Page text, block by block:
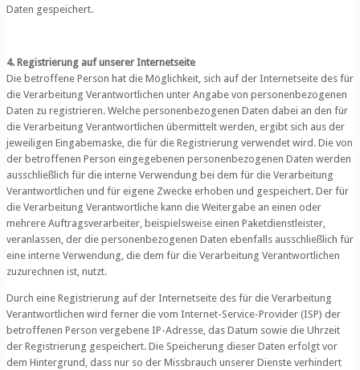
Daten gespeichert.
4. Registrierung auf unserer Internetseite
Die betroffene Person hat die Möglichkeit, sich auf der Internetseite des für
die Verarbeitung Verantwortlichen unter Angabe von personenbezogenen
Daten zu registrieren. Welche personenbezogenen Daten dabei an den für
die Verarbeitung Verantwortlichen übermittelt werden, ergibt sich aus der
jeweiligen Eingabemaske, die für die Registrierung verwendet wird. Die von
der betroffenen Person eingegebenen personenbezogenen Daten werden
ausschließlich für die interne Verwendung bei dem für die Verarbeitung
Verantwortlichen und für eigene Zwecke erhoben und gespeichert. Der für
die Verarbeitung Verantwortliche kann die Weitergabe an einen oder
mehrere Auftragsverarbeiter, beispielsweise einen Paketdienstleister,
veranlassen, der die personenbezogenen Daten ebenfalls ausschließlich für
eine interne Verwendung, die dem für die Verarbeitung Verantwortlichen
zuzurechnen ist, nutzt.
Durch eine Registrierung auf der Internetseite des für die Verarbeitung
Verantwortlichen wird ferner die vom Internet-Service-Provider (ISP) der
betroffenen Person vergebene IP-Adresse, das Datum sowie die Uhrzeit
der Registrierung gespeichert. Die Speicherung dieser Daten erfolgt vor
dem Hintergrund, dass nur so der Missbrauch unserer Dienste verhindert